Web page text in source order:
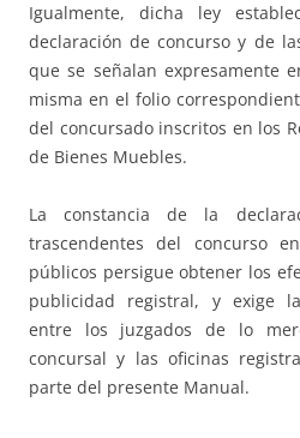
Igualmente, dicha ley
declaración de concurso y de
que se señalan expresamente
misma en el folio
del concursado inscritos en los
de Bienes Muebles.
La constancia de la
trascendentes del concurso
públicos persigue obtener los
publicidad registral, y exige
entre los juzgados de lo
concursal y las oficinas
parte del presente Manual.